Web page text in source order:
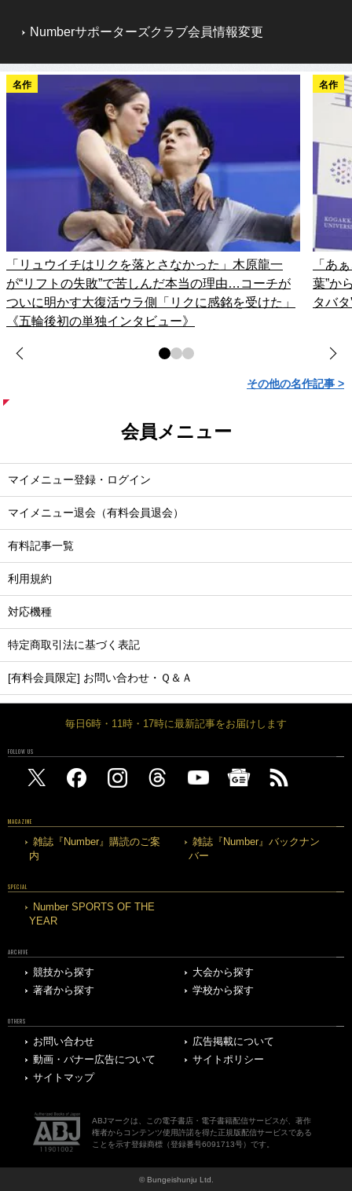
Numberサポーターズクラブ会員情報変更
名作
「リュウイチはリクを落とさなかった」木原龍一
が“リフトの失敗”で苦しんだ本当の理由…コーチが
ついに明かす大復活ウラ側「リクに感銘を受けた」
《五輪後初の単独インタビュー》
名作
「あ
葉”か
タバ
その他の名作記事 >
会員メニュー
マイメニュー登録・ログイン
マイメニュー退会（有料会員退会）
有料記事一覧
利用規約
対応機種
特定商取引法に基づく表記
[有料会員限定] お問い合わせ・Ｑ＆Ａ
毎日6時・11時・17時に最新記事をお届けします
FOLLOW US
MAGAZINE
雑誌『Number』購読のご案
内
雑誌『Number』バックナン
バー
SPECIAL
Number SPORTS OF THE
YEAR
ARCHIVE
競技から探す
大会から探す
著者から探す
学校から探す
OTHERS
お問い合わせ
広告掲載について
動画・バナー広告について
サイトポリシー
サイトマップ
ABJマークは、この電子書店・電子書籍配信サービスが、著作
権者からコンテンツ使用許諾を得た正規版配信サービスである
ことを示す登録商標（登録番号6091713号）です。
© Bungeishunju Ltd.